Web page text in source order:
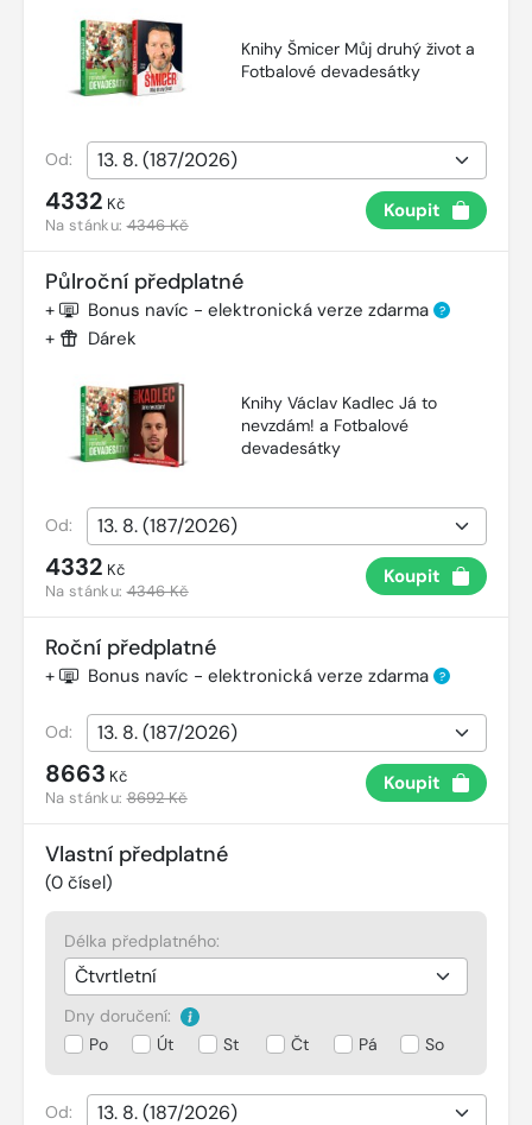
Knihy Šmicer Můj druhý život a
Fotbalové devadesátky
Od:
4332 Kč
Na stánku:4346 Kč
Koupit
Půlroční předplatné
+ Bonus navíc - elektronická verze zdarma ?
+ Dárek
Knihy Václav Kadlec Já to
nevzdám! a Fotbalové
devadesátky
Od:
4332 Kč
Na stánku:4346 Kč
Koupit
Roční předplatné
+ Bonus navíc - elektronická verze zdarma ?
Od:
8663 Kč
Na stánku:8692 Kč
Koupit
Vlastní předplatné
(0 čísel)
Délka předplatného:
Dny doručení:
Po
Út St Čt Pá So
Od: